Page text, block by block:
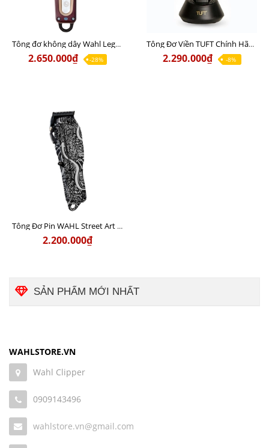
Tông đơ không dây Wahl Legend Pro Li Bản Nội Địa Chính Hãng Usa - Lưỡi đơn đi khung, hớt lược, hỗ trợ Fade 20%
2.650.000₫ -28%
Tông Đơ Viền TUFT Chính Hãng Singapore
2.290.000₫ -8%
Tông Đơ Pin WAHL Street Art Legend Chính Hãng USA
2.200.000₫
SẢN PHẨM MỚI NHẤT
WAHLSTORE.VN
Wahl Clipper
0909143496
wahlstore.vn@gmail.com